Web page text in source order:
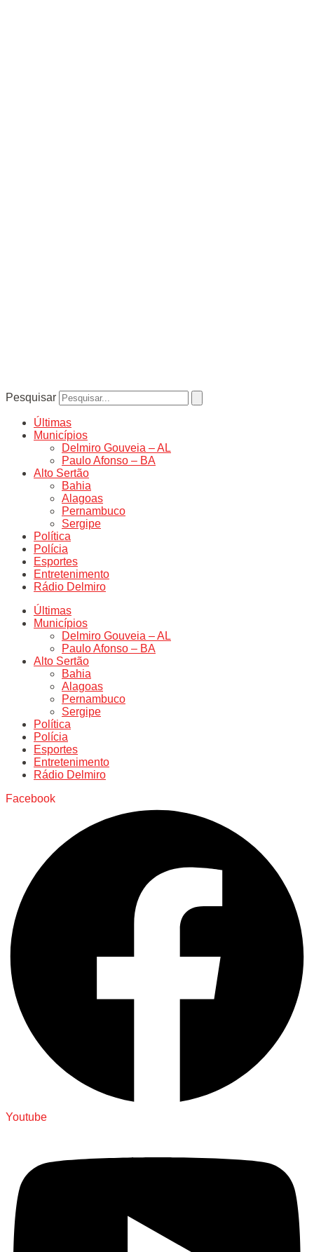
Pesquisar
Últimas
Municípios
Delmiro Gouveia – AL
Paulo Afonso – BA
Alto Sertão
Bahia
Alagoas
Pernambuco
Sergipe
Política
Polícia
Esportes
Entretenimento
Rádio Delmiro
Últimas
Municípios
Delmiro Gouveia – AL
Paulo Afonso – BA
Alto Sertão
Bahia
Alagoas
Pernambuco
Sergipe
Política
Polícia
Esportes
Entretenimento
Rádio Delmiro
Facebook
Youtube